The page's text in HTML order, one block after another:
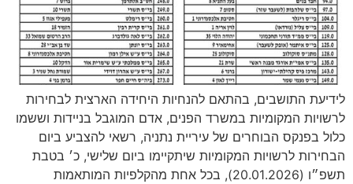
לידיעת התושבים, בהתאם להנחיות היחידה הארצית לבחירות
לרשויות המקומיות במשרד הפנים, אדם המוגבל בניידות וששמו
כלול בפנקס הבוחרים של עיריית נתניה, רשאי להצביע ביום
הבחירות לרשויות המקומיות שיתקיימו ביום שלישי, כ׳ בטבת
תשפ״ו (20.01.2026), בכל אחת מהקלפיות המותאמות